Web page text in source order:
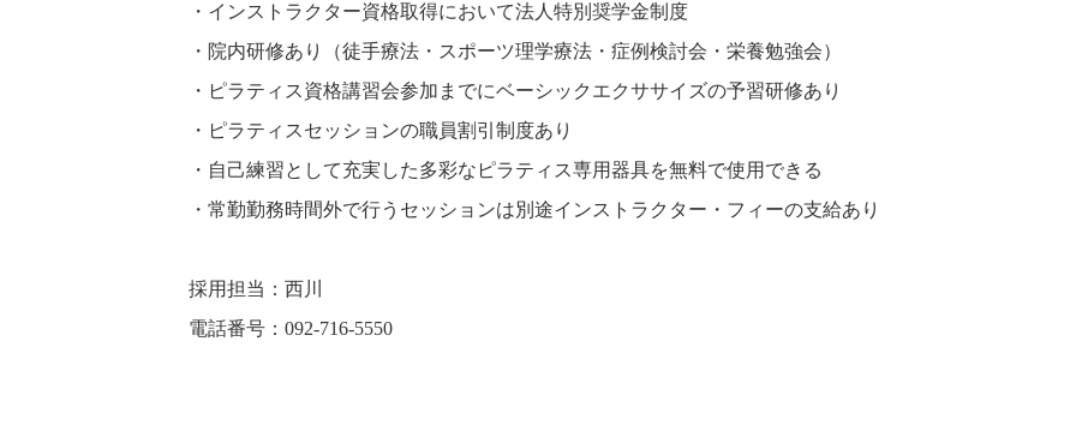
・インストラクター資格取得において法人特別奨学金制度
・院内研修あり（徒手療法・スポーツ理学療法・症例検討会・栄養勉強会）
・ピラティス資格講習会参加までにベーシックエクササイズの予習研修あり
・ピラティスセッションの職員割引制度あり
・自己練習として充実した多彩なピラティス専用器具を無料で使用できる
・常勤勤務時間外で行うセッションは別途インストラクター・フィーの支給あり
採用担当：西川
電話番号：092-716-5550